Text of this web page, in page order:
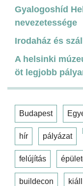
Gyalogoshíd
nevezetessége
Irodaház és
A helsinki
öt legjobb
Budapest
hír pályázat
felújítás
buildecon